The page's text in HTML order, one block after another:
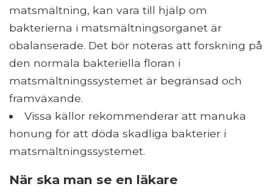
matsmältning, kan vara till hjälp om
bakterierna i matsmältningsorganet är
obalanserade. Det bör noteras att forskning på
den normala bakteriella floran i
matsmältningssystemet är begränsad och
framväxande.
Vissa källor rekommenderar att manuka
honung för att döda skadliga bakterier i
matsmältningssystemet.
När ska man se en läkare